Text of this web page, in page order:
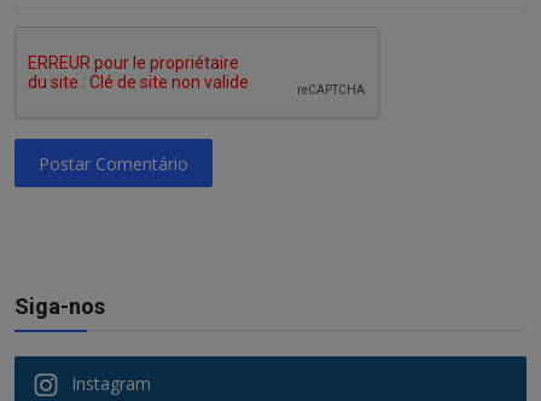
Postar Comentário
Siga-nos
Instagram